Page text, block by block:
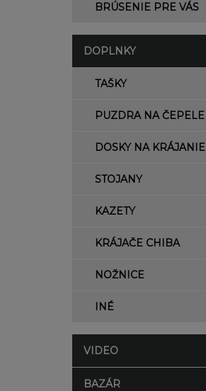
BRÚSENIE PRE VÁS
DOPLNKY
TAŠKY
PUZDRA NA ČEPELE
DOSKY NA KRÁJANIE
STOJANY
KAZETY
KRÁJAČE CHIBA
NOŽNICE
INÉ
VIDEO
BAZÁR